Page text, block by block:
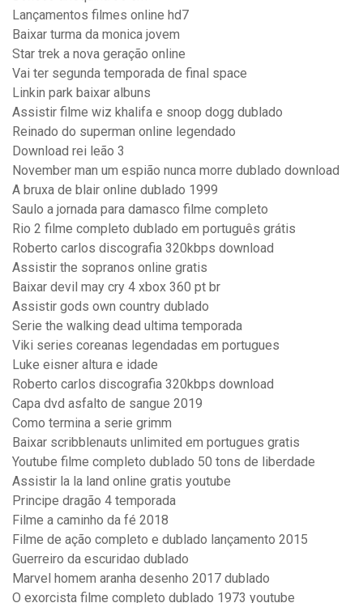
Lançamentos filmes online hd7
Baixar turma da monica jovem
Star trek a nova geração online
Vai ter segunda temporada de final space
Linkin park baixar albuns
Assistir filme wiz khalifa e snoop dogg dublado
Reinado do superman online legendado
Download rei leão 3
November man um espião nunca morre dublado download
A bruxa de blair online dublado 1999
Saulo a jornada para damasco filme completo
Rio 2 filme completo dublado em português grátis
Roberto carlos discografia 320kbps download
Assistir the sopranos online gratis
Baixar devil may cry 4 xbox 360 pt br
Assistir gods own country dublado
Serie the walking dead ultima temporada
Viki series coreanas legendadas em portugues
Luke eisner altura e idade
Roberto carlos discografia 320kbps download
Capa dvd asfalto de sangue 2019
Como termina a serie grimm
Baixar scribblenauts unlimited em portugues gratis
Youtube filme completo dublado 50 tons de liberdade
Assistir la la land online gratis youtube
Principe dragão 4 temporada
Filme a caminho da fé 2018
Filme de ação completo e dublado lançamento 2015
Guerreiro da escuridao dublado
Marvel homem aranha desenho 2017 dublado
O exorcista filme completo dublado 1973 youtube